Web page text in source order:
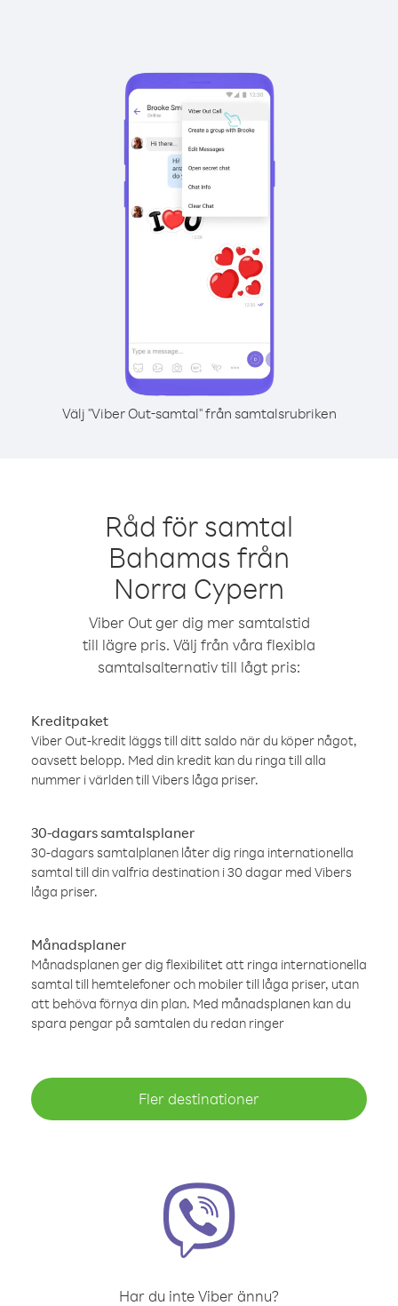
Välj "Viber Out-samtal" från samtalsrubriken
Råd för samtal
Bahamas från
Norra Cypern
Viber Out ger dig mer samtalstid
till lägre pris. Välj från våra flexibla
samtalsalternativ till lågt pris:
Kreditpaket
Viber Out-kredit läggs till ditt saldo när du köper något,
oavsett belopp. Med din kredit kan du ringa till alla
nummer i världen till Vibers låga priser.
30-dagars samtalsplaner
30-dagars samtalplanen låter dig ringa internationella
samtal till din valfria destination i 30 dagar med Vibers
låga priser.
Månadsplaner
Månadsplanen ger dig flexibilitet att ringa internationella
samtal till hemtelefoner och mobiler till låga priser, utan
att behöva förnya din plan. Med månadsplanen kan du
spara pengar på samtalen du redan ringer
Fler destinationer
Har du inte Viber ännu?